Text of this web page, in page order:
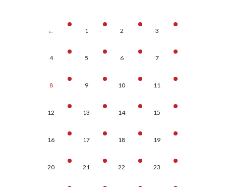
← 1 2 3
4 5 6 7
8 9 10 11
12 13 14 15
16 17 18 19
20 21 22 23